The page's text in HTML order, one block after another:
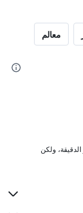
معالم